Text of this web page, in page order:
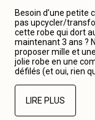
Besoin d’une petite
pas upcycler/
cette robe qui dort
maintenant 3 ans ?
proposer mille et
jolie robe en une
défilés (et oui, rien
LIRE PLUS